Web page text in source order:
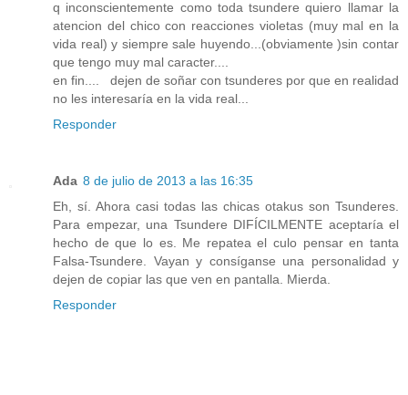
q inconscientemente como toda tsundere quiero llamar la
atencion del chico con reacciones violetas (muy mal en la
vida real) y siempre sale huyendo...(obviamente )sin contar
que tengo muy mal caracter....
en fin.... dejen de soñar con tsunderes por que en realidad
no les interesaría en la vida real...
Responder
Ada 8 de julio de 2013 a las 16:35
Eh, sí. Ahora casi todas las chicas otakus son Tsunderes.
Para empezar, una Tsundere DIFÍCILMENTE aceptaría el
hecho de que lo es. Me repatea el culo pensar en tanta
Falsa-Tsundere. Vayan y consíganse una personalidad y
dejen de copiar las que ven en pantalla. Mierda.
Responder